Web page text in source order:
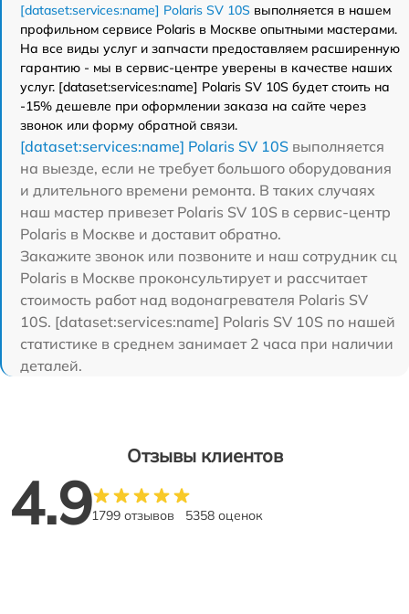
[dataset:services:name] Polaris SV 10S выполняется в нашем
профильном сервисе Polaris в Москве опытными мастерами.
На все виды услуг и запчасти предоставляем расширенную
гарантию - мы в сервис-центре уверены в качестве наших
услуг. [dataset:services:name] Polaris SV 10S будет стоить на
-15% дешевле при оформлении заказа на сайте через
звонок или форму обратной связи.
[dataset:services:name] Polaris SV 10S выполняется
на выезде, если не требует большого оборудования
и длительного времени ремонта. В таких случаях
наш мастер привезет Polaris SV 10S в сервис-центр
Polaris в Москве и доставит обратно.
Закажите звонок или позвоните и наш сотрудник сц
Polaris в Москве проконсультирует и рассчитает
стоимость работ над водонагревателя Polaris SV
10S. [dataset:services:name] Polaris SV 10S по нашей
статистике в среднем занимает 2 часа при наличии
деталей.
Отзывы клиентов
4.91799 отзывов 5358 оценок